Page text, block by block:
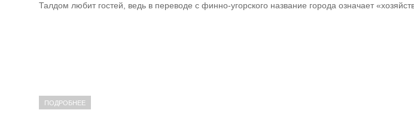
Талдом любит гостей, ведь в переводе с финно-угорского название города означает
ПОДРОБНЕЕ